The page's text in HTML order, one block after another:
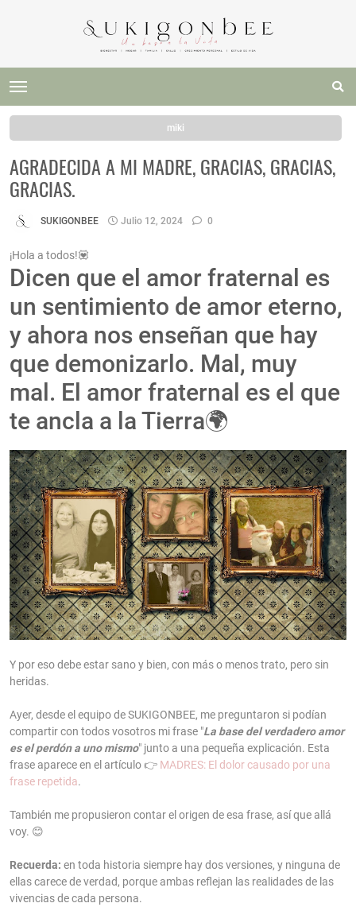
miki
AGRADECIDA A MI MADRE, GRACIAS, GRACIAS,
GRACIAS.
SUKIGONBEE Julio 12, 2024 0
¡Hola a todos!💟
Dicen que el amor fraternal es
un sentimiento de amor eterno,
y ahora nos enseñan que hay
que demonizarlo. Mal, muy
mal. El amor fraternal es el que
te ancla a la Tierra🌍
Y por eso debe estar sano y bien, con más o menos trato, pero sin
heridas.
Ayer, desde el equipo de SUKIGONBEE, me preguntaron si podían
compartir con todos vosotros mi frase "La base del verdadero amor
es el perdón a uno mismo" junto a una pequeña explicación. Esta
frase aparece en el artículo 👉 MADRES: El dolor causado por una
frase repetida.
También me propusieron contar el origen de esa frase, así que allá
voy. 😊
Recuerda: en toda historia siempre hay dos versiones, y ninguna de
ellas carece de verdad, porque ambas reflejan las realidades de las
vivencias de cada persona.